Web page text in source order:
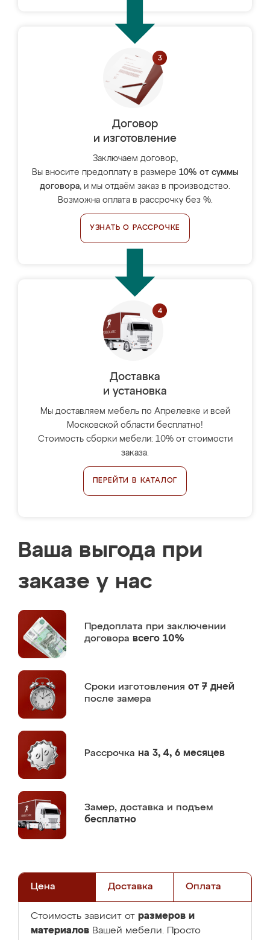
Договор
и изготовление
Заключаем договор,
Вы вносите предоплату в размере 10% от суммы
договора, и мы отдаём заказ в производство.
Возможна оплата в рассрочку без %.
УЗНАТЬ О РАССРОЧКЕ
Доставка
и установка
Мы доставляем мебель по Апрелевке и всей
Московской области бесплатно!
Стоимость сборки мебели: 10% от стоимости
заказа.
ПЕРЕЙТИ В КАТАЛОГ
Ваша выгода при
заказе у нас
Предоплата при заключении
договора всего 10%
Сроки изготовления от 7 дней
после замера
Рассрочка на 3, 4, 6 месяцев
Замер, доставка и подъем
бесплатно
Цена Доставка Оплата
Стоимость зависит от размеров и
материалов Вашей мебели. Просто